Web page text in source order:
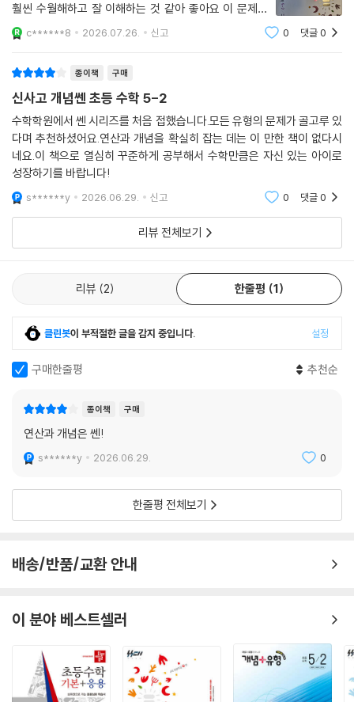
훨씬 수월해하고 잘 이해하는 것 같아 좋아요 이 문제집
후에 다음 단계 뭇제집 구매하면 될 것 같아요
c******8 2026.07.26. 신고 0 댓글0
종이책 구매
신사고 개념쎈 초등 수학 5-2
수학학원에서 쎈 시리즈를 처음 접했습니다.모든 유형의 문제가 골고루 있
다며 추천하셨어요.연산과 개념을 확실히 잡는 데는 이 만한 책이 없다시
네요.이 책으로 열심히 꾸준하게 공부해서 수학만큼은 자신 있는 아이로
성장하기를 바랍니다!
s******y 2026.06.29. 신고 0 댓글0
리뷰 전체보기
리뷰 2 한줄평 1
클린봇이 부적절한 글을 감지 중입니다. 설정
구매한줄평 추천순
종이책 구매
연산과 개념은 쎈!
s******y 2026.06.29. 0
한줄평 전체보기
배송/반품/교환 안내
이 분야 베스트셀러